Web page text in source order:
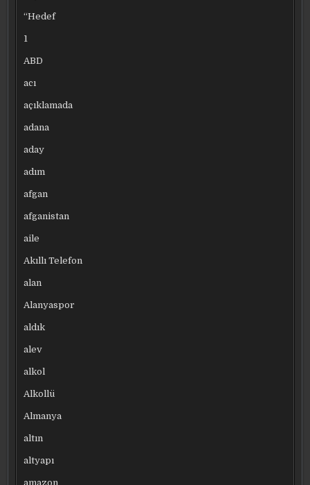
“Hedef
1
ABD
acı
açıklamada
adana
aday
adım
afgan
afganistan
aile
Akıllı Telefon
alan
Alanyaspor
aldık
alev
alkol
Alkollü
Almanya
altın
altyapı
amazon